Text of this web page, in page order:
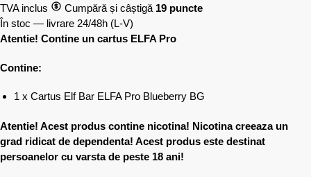
TVA inclus
Cumpără și câștigă 19 puncte
În stoc — livrare 24/48h (L-V)
Atentie! Contine un cartus ELFA Pro
Contine:
1 x Cartus Elf Bar ELFA Pro Blueberry BG
Atentie! Acest produs contine nicotina! Nicotina creeaza un
grad ridicat de dependenta! Acest produs este destinat
persoanelor cu varsta de peste 18 ani!